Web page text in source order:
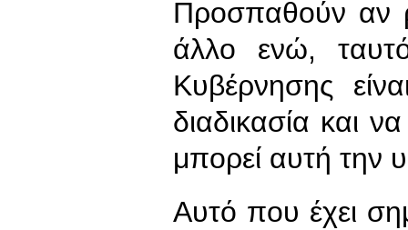
Προσπαθούν αν
άλλο ενώ,
Κυβέρνησης
διαδικασία και
μπορεί αυτή την
Αυτό που έχει